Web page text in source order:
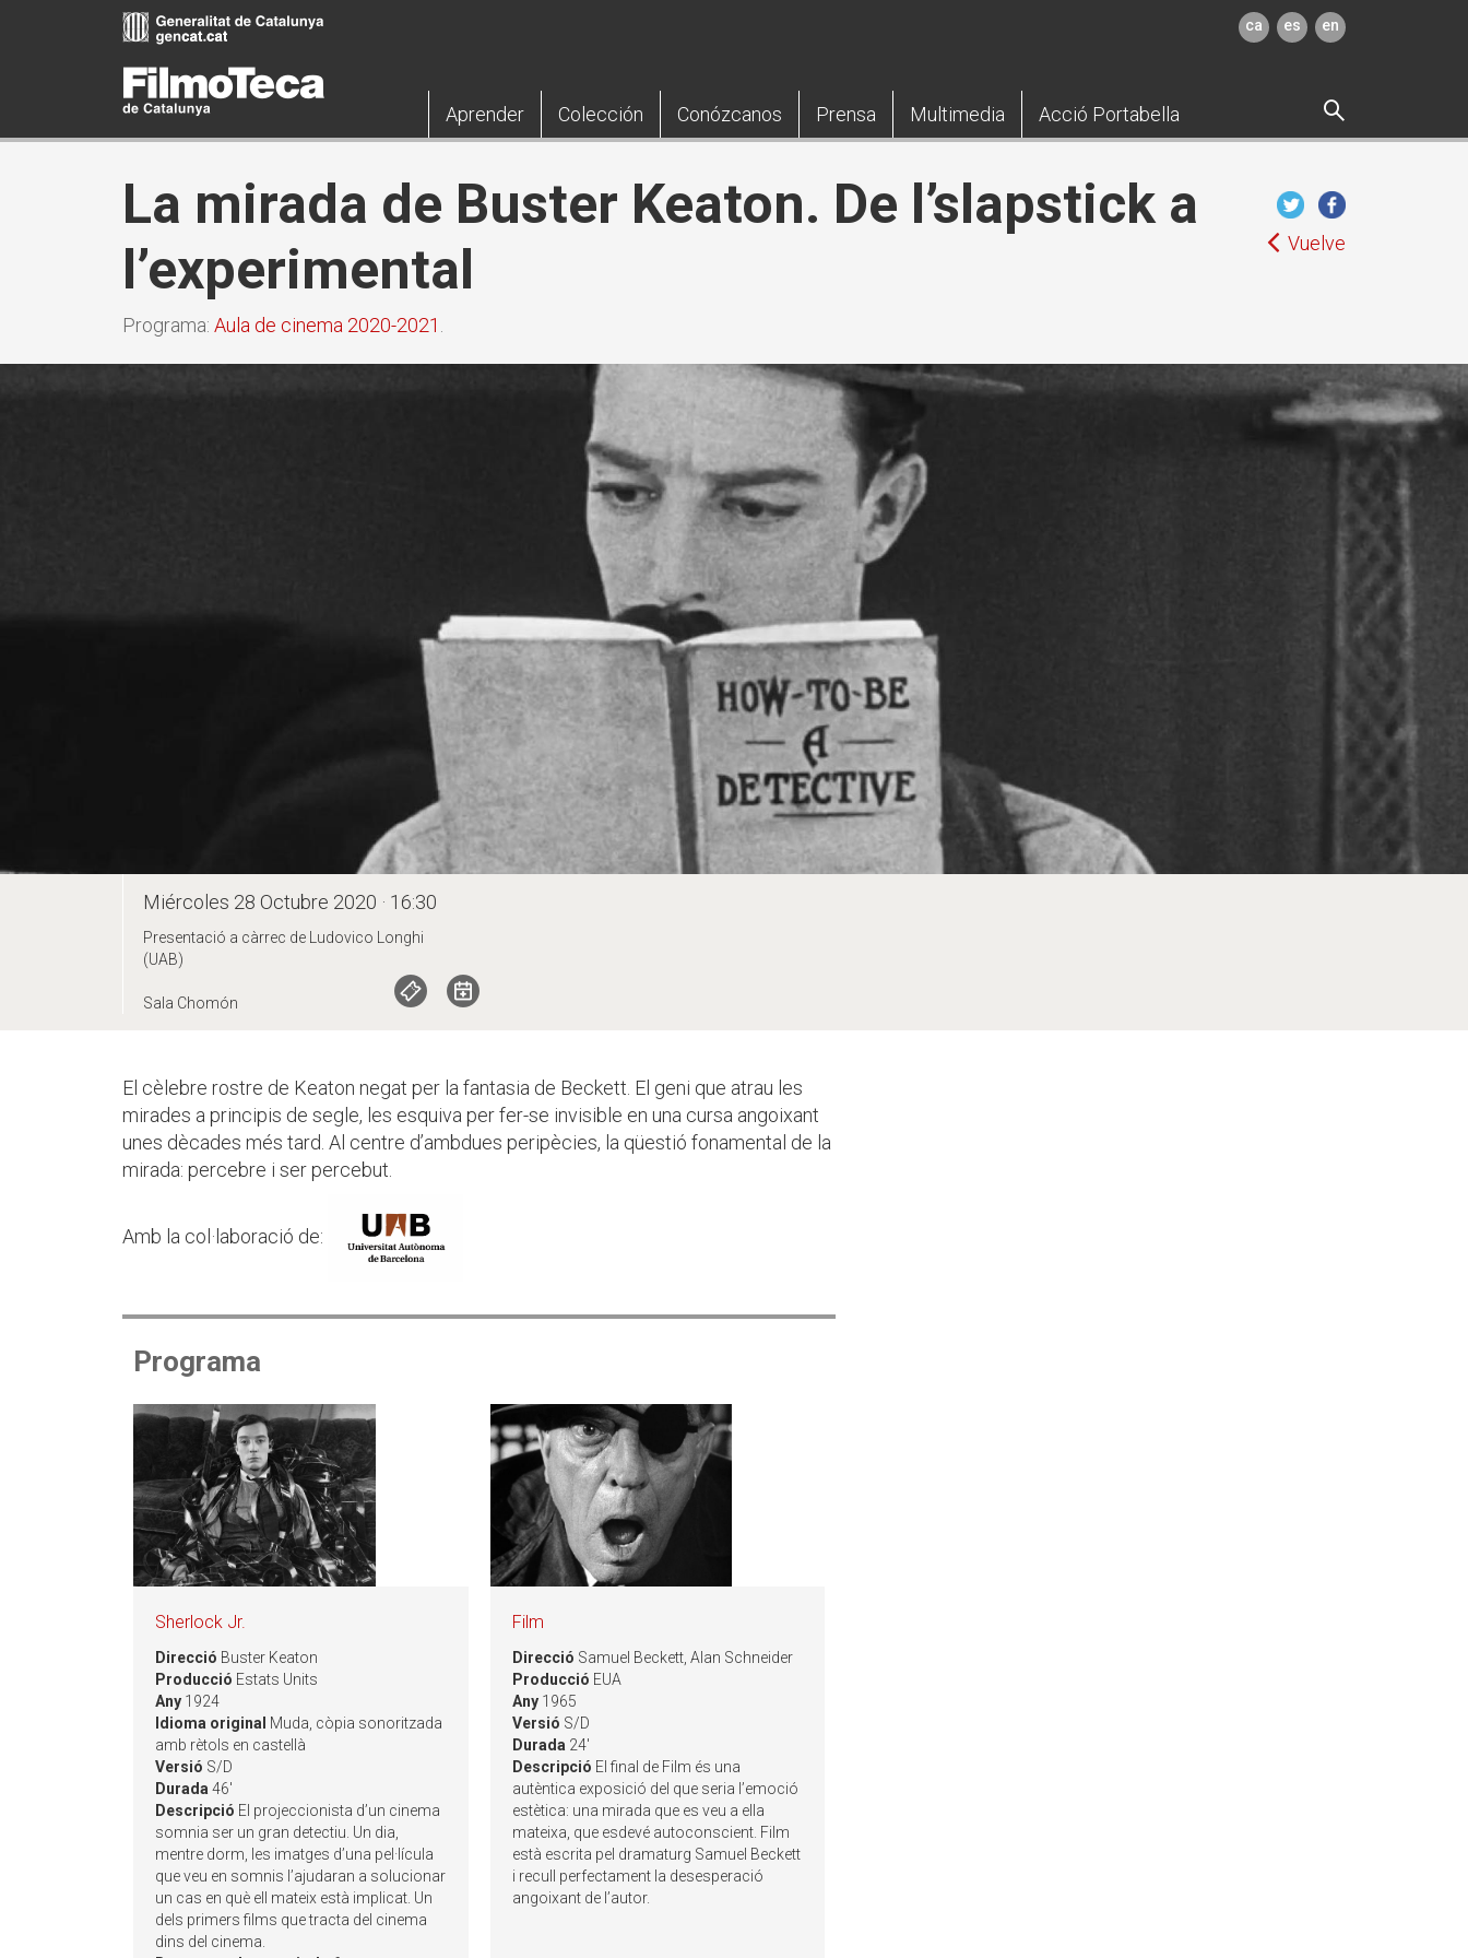
ca es en
Aprender Colección Conózcanos Prensa Multimedia Acció Portabella
La mirada de Buster Keaton. De l’slapstick a
l’experimental
Programa: Aula de cinema 2020-2021
Vuelve
Miércoles 28 Octubre 2020 · 16:30
Presentació a càrrec de Ludovico Longhi
(UAB)
Sala Chomón
El cèlebre rostre de Keaton negat per la fantasia de Beckett. El geni que atrau les
mirades a principis de segle, les esquiva per fer-se invisible en una cursa angoixant
unes dècades més tard. Al centre d’ambdues peripècies, la qüestió fonamental de la
mirada: percebre i ser percebut.
Amb la col·laboració de:
Programa
Sherlock Jr.
Direcció Buster Keaton
Producció Estats Units
Any 1924
Idioma original Muda, còpia sonoritzada
amb rètols en castellà
Versió S/D
Durada 46'
Descripció El projeccionista d’un cinema
somnia ser un gran detectiu. Un dia,
mentre dorm, les imatges d’una pel·lícula
que veu en somnis l’ajudaran a solucionar
un cas en què ell mateix està implicat. Un
dels primers films que tracta del cinema
dins del cinema. ​​
Film
Direcció Samuel Beckett, Alan Schneider
Producció EUA
Any 1965
Versió S/D
Durada 24'
Descripció El final de Film és una
autèntica exposició del que seria l’emoció
estètica: una mirada que es veu a ella
mateixa, que esdevé autoconscient. Film
està escrita pel dramaturg Samuel Beckett
i recull perfectament la desesperació
angoixant de l’autor.